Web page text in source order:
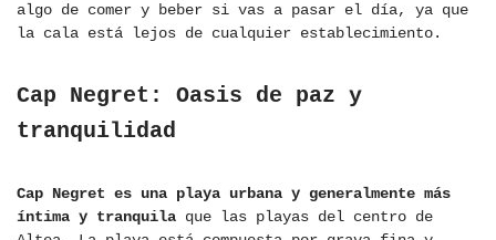
algo de comer y beber si vas a pasar el día, ya que
la cala está lejos de cualquier establecimiento.
Cap Negret: Oasis de paz y
tranquilidad
Cap Negret es una playa urbana y generalmente más
íntima y tranquila que las playas del centro de